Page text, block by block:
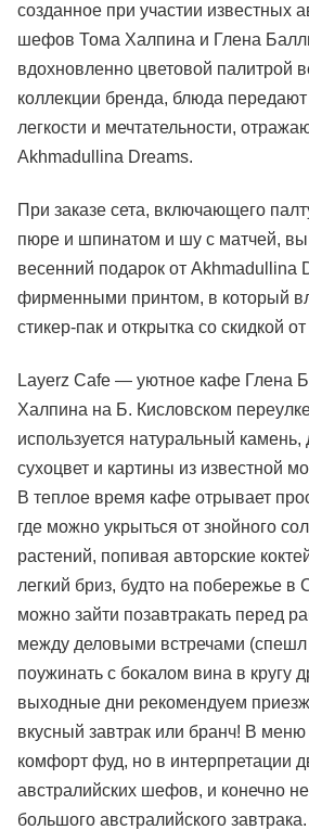
созданное при участии известных
шефов Тома Халпина и Глена
вдохновленно цветовой палитрой
коллекции бренда, блюда
легкости и мечтательности,
Akhmadullina Dreams.
При заказе сета, включающего
пюре и шпинатом и шу с матчей, вы
весенний подарок от Akhmadullina
фирменными принтом, в который
стикер-пак и открытка со скидкой
Layerz Cafe — уютное кафе Глена
Халпина на Б. Кисловском
используется натуральный
сухоцвет и картины из известной
В теплое время кафе отрывает
где можно укрыться от знойного
растений, попивая авторские
легкий бриз, будто на побережье
можно зайти позавтракать перед
между деловыми встречами (спешл
поужинать с бокалом вина в кругу
выходные дни рекомендуем
вкусный завтрак или бранч! В
комфорт фуд, но в интерпретации
австралийских шефов, и конечно
большого австралийского завтрака.